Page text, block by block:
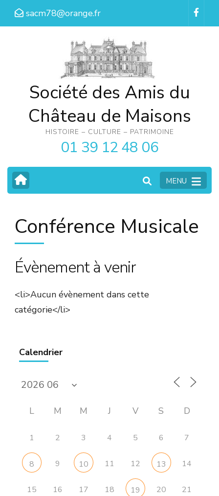
Aller
sacm78@orange.fr
Société des Amis du
Château de Maisons
HISTOIRE – CULTURE – PATRIMOINE
01 39 12 48 06
MENU
Conférence Musicale
Évènement à venir
<li>Aucun évènement dans cette
catégorie</li>
Calendrier
L M M J V S D
1 2 3 4 5 6 7
8 9 10 11 12 13 14
15 16 17 18 19 20 21